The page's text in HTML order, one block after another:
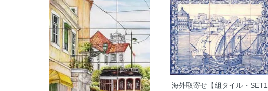
海外取寄せ【組タイル・SET1